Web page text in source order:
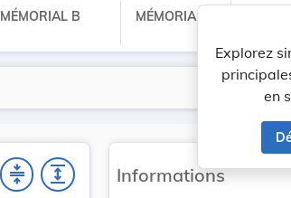
Explorez
en
MÉMORIAL B MÉMORIAL C
Lancer la
compress expand Informations